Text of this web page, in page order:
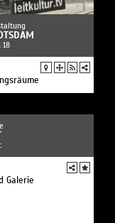
18
Galerie